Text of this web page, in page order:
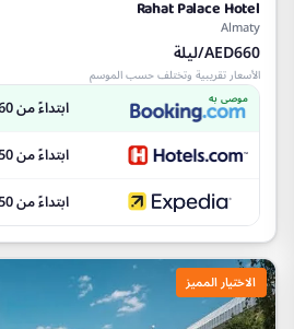
Rahat Palace Hotel
Almaty
AED660/ليلة
الأسعار تقريبية وتختلف حسب الموسم
موصى به ابتداءً من AED660
ابتداءً من AED750
ابتداءً من AED750
الاختيار المميز